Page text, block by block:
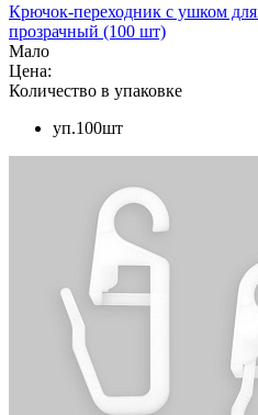
Крючок-переходник с ушком
прозрачный (100 шт)
Мало
Цена:
Количество в упаковке
уп.100шт